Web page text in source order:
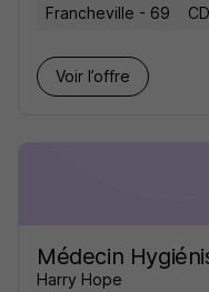
Francheville - 69
Voir l’offre
Médecin
Harry Hope